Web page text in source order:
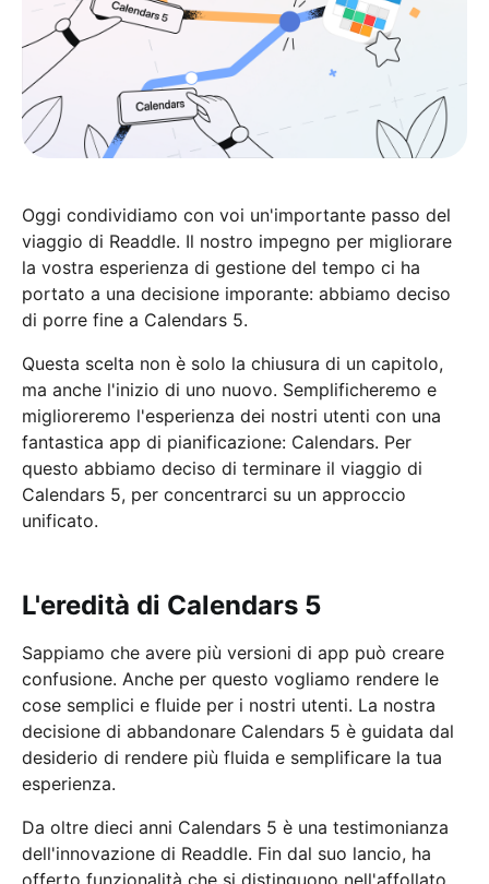
Oggi condividiamo con voi un'importante passo del
viaggio di Readdle. Il nostro impegno per migliorare
la vostra esperienza di gestione del tempo ci ha
portato a una decisione imporante: abbiamo deciso
di porre fine a Calendars 5.
Questa scelta non è solo la chiusura di un capitolo,
ma anche l'inizio di uno nuovo. Semplificheremo e
miglioreremo l'esperienza dei nostri utenti con una
fantastica app di pianificazione: Calendars. Per
questo abbiamo deciso di terminare il viaggio di
Calendars 5, per concentrarci su un approccio
unificato.
L'eredità di Calendars 5
Sappiamo che avere più versioni di app può creare
confusione. Anche per questo vogliamo rendere le
cose semplici e fluide per i nostri utenti. La nostra
decisione di abbandonare Calendars 5 è guidata dal
desiderio di rendere più fluida e semplificare la tua
esperienza.
Da oltre dieci anni Calendars 5 è una testimonianza
dell'innovazione di Readdle. Fin dal suo lancio, ha
offerto funzionalità che si distinguono nell'affollato